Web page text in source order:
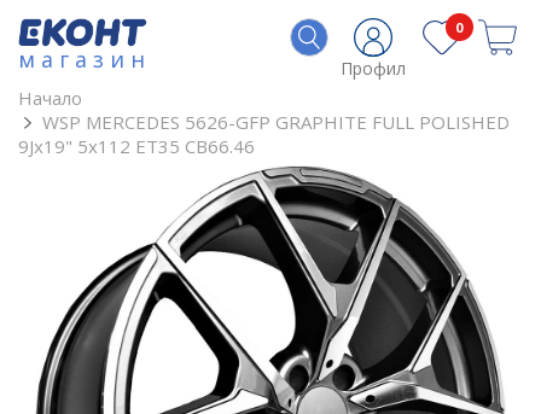
магазин Профил
0
Начало
WSP MERCEDES 5626-GFP GRAPHITE FULL POLISHED
9Jx19" 5x112 ET35 CB66.46